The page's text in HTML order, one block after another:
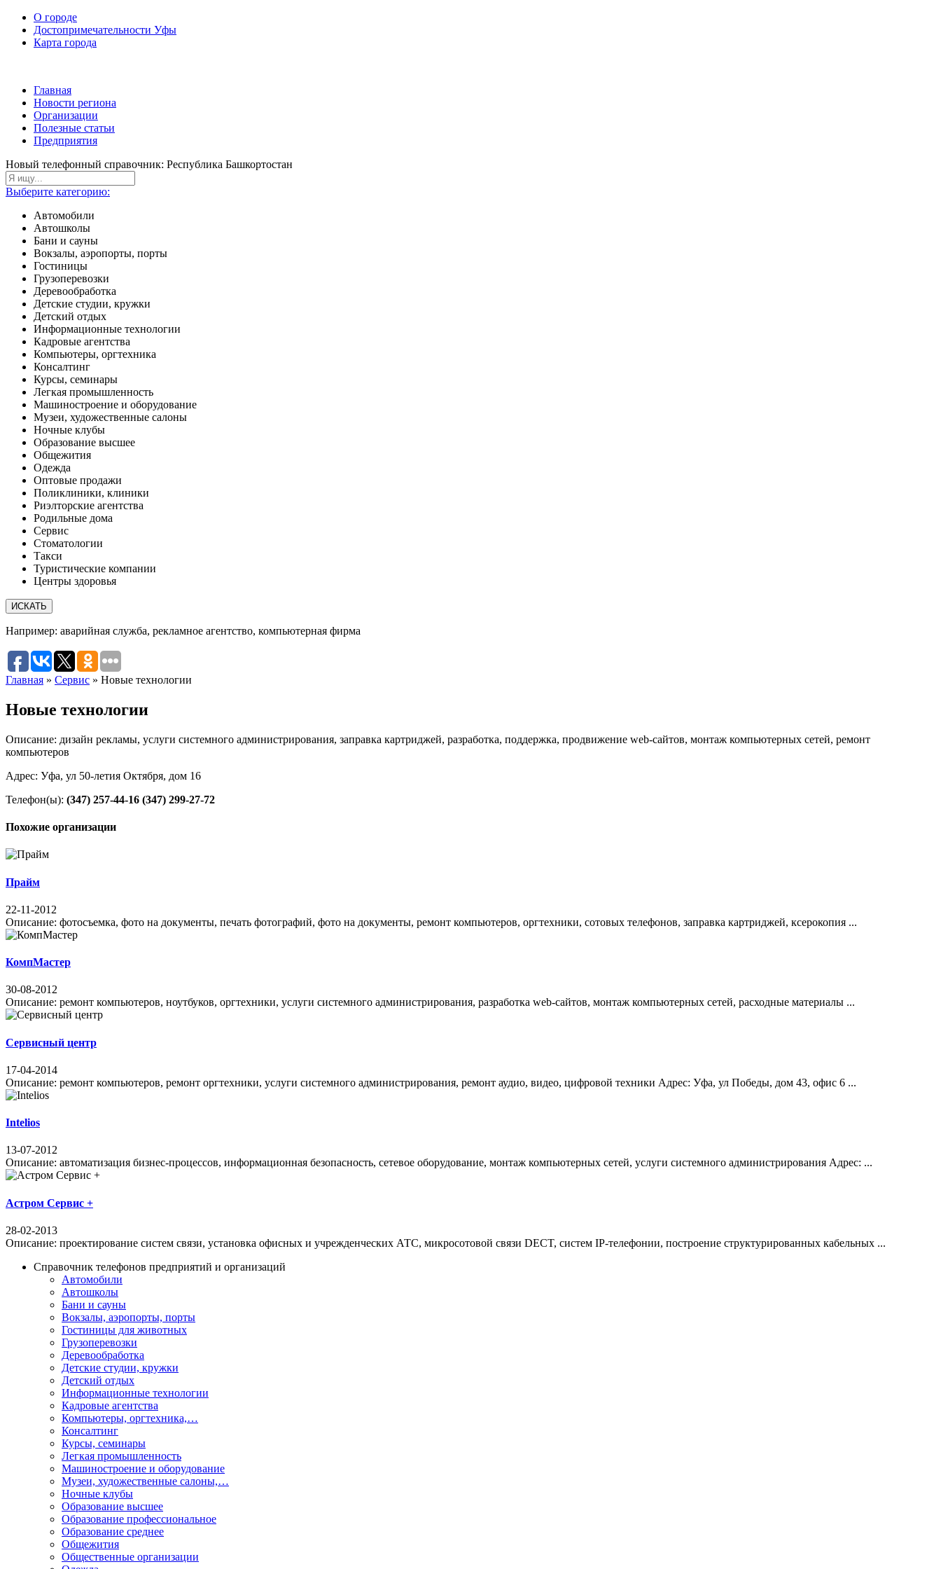
О городе
Достопримечательности Уфы
Карта города
Главная
Новости региона
Организации
Полезные статьи
Предприятия
Новый телефонный справочник: Республика Башкортостан
Выберите категорию:
Автомобили
Автошколы
Бани и сауны
Вокзалы, аэропорты, порты
Гостиницы
Грузоперевозки
Деревообработка
Детские студии, кружки
Детский отдых
Информационные технологии
Кадровые агентства
Компьютеры, оргтехника
Консалтинг
Курсы, семинары
Легкая промышленность
Машиностроение и оборудование
Музеи, художественные салоны
Ночные клубы
Образование высшее
Общежития
Одежда
Оптовые продажи
Поликлиники, клиники
Риэлторские агентства
Родильные дома
Сервис
Стоматологии
Такси
Туристические компании
Центры здоровья
Например: аварийная служба, рекламное агентство, компьютерная фирма
Главная » Сервис » Новые технологии
Новые технологии
Описание: дизайн рекламы, услуги системного администрирования, заправка картриджей, разработка, поддержка, продвижение web-сайтов, монтаж компьютерных сетей, ремонт
компьютеров
Адрес: Уфа, ул 50-летия Октября, дом 16
Телефон(ы): (347) 257-44-16 (347) 299-27-72
Похожие организации
Прайм
22-11-2012
Описание: фотосъемка, фото на документы, печать фотографий, фото на документы, ремонт компьютеров, оргтехники, сотовых телефонов, заправка картриджей, ксерокопия ...
КомпМастер
30-08-2012
Описание: ремонт компьютеров, ноутбуков, оргтехники, услуги системного администрирования, разработка web-сайтов, монтаж компьютерных сетей, расходные материалы ...
Сервисный центр
17-04-2014
Описание: ремонт компьютеров, ремонт оргтехники, услуги системного администрирования, ремонт аудио, видео, цифровой техники Адрес: Уфа, ул Победы, дом 43, офис 6 ...
Intelios
13-07-2012
Описание: автоматизация бизнес-процессов, информационная безопасность, сетевое оборудование, монтаж компьютерных сетей, услуги системного администрирования Адрес: ...
Астром Сервис +
28-02-2013
Описание: проектирование систем связи, установка офисных и учрежденческих АТС, микросотовой связи DECT, систем IP-телефонии, построение структурированных кабельных ...
Справочник телефонов предприятий и организаций
Автомобили
Автошколы
Бани и сауны
Вокзалы, аэропорты, порты
Гостиницы для животных
Грузоперевозки
Деревообработка
Детские студии, кружки
Детский отдых
Информационные технологии
Кадровые агентства
Компьютеры, оргтехника,…
Консалтинг
Курсы, семинары
Легкая промышленность
Машиностроение и оборудование
Музеи, художественные салоны,…
Ночные клубы
Образование высшее
Образование профессиональное
Образование среднее
Общежития
Общественные организации